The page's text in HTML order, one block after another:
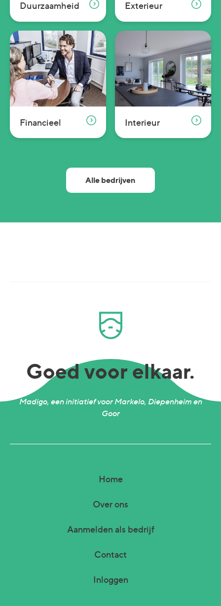
Duurzaamheid Exterieur
Financieel Interieur
Alle bedrijven
Goed voor elkaar.
Madigo, een initiatief voor Markelo, Diepenheim en
Goor
Home
Over ons
Aanmelden als bedrijf
Contact
Inloggen